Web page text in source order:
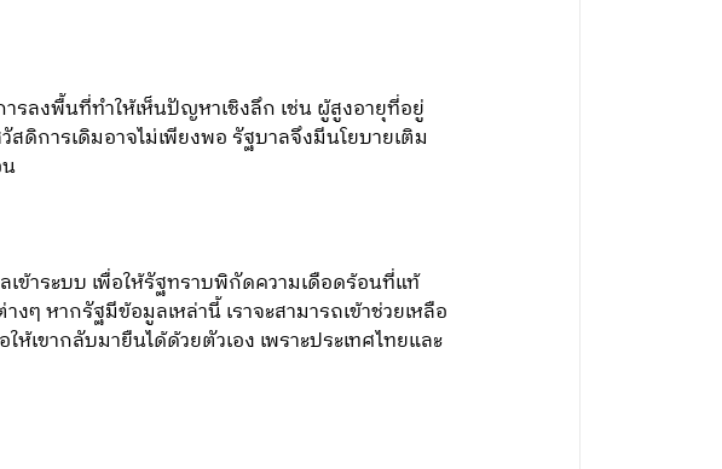
รลงพื้นที่ทำให้เห็นปัญหาเชิงลึก เช่น ผู้สูงอายุที่อยู่
การเดิมอาจไม่เพียงพอ รัฐบาลจึงมีนโยบายเติม
ข้าระบบ เพื่อให้รัฐทราบพิกัดความเดือดร้อนที่แท้
หากรัฐมีข้อมูลเหล่านี้ เราจะสามารถเข้าช่วยเหลือ
ขากลับมายืนได้ด้วยตัวเอง เพราะประเทศไทยและ